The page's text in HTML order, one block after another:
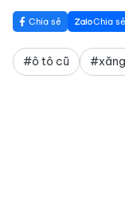
Chia sẻ Chia sẻ
#ô tô cũ #xăng